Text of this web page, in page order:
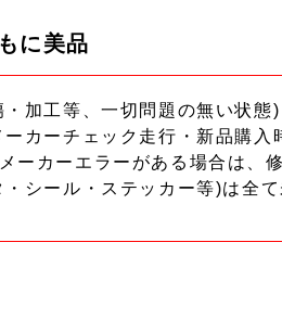
に美品
加工等、一切問題の無い状態)
カーチェック走行・新品購
ーカーエラーがある場合は、
シール・ステッカー等)は全て